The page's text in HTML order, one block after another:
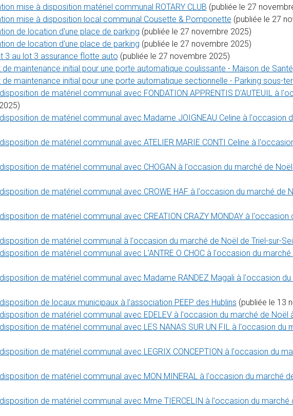
mise à disposition matériel communal ROTARY CLUB (publiée le 27
mise à disposition local communal Cousette & Pomponette (publiée le 27
de location d'une place de parking (publiée le 27 novembre 2025)
de location d'une place de parking (publiée le 27 novembre 2025)
3 au lot 3 assurance flotte auto (publiée le 27 novembre 2025)
de maintenance initial pour une porte automatique coulissante - Maison de Santé
de maintenance initial pour une porte automatique sectionnelle - Parking sous-
de matériel communal avec FONDATION APPRENTIS D'AUTEUIL à
de matériel communal avec Madame JOIGNEAU Celine à l'occasion
de matériel communal avec ATELIER MARIE CONTI Celine à
de matériel communal avec CHOGAN à l'occasion du marché de Noël
de matériel communal avec CROWE HAF à l'occasion du marché de
de matériel communal avec CREATION CRAZY MONDAY à
de matériel communal à l'occasion du marché de Noël de Triel-sur-
de matériel communal avec L'ANTRE O CHOC à l'occasion du
de matériel communal avec Madame RANDEZ Magali à l'occasion
de locaux municipaux à l'association PEEP des Hublins (publiée le 13
de matériel communal avec EDELEV à l'occasion du marché de Noël
de matériel communal avec LES NANAS SUR UN FIL à l'occasion du
de matériel communal avec LEGRIX CONCEPTION à l'occasion du
de matériel communal avec MON MINERAL à l'occasion du marché
de matériel communal avec Mme TIERCELIN à l'occasion du marché